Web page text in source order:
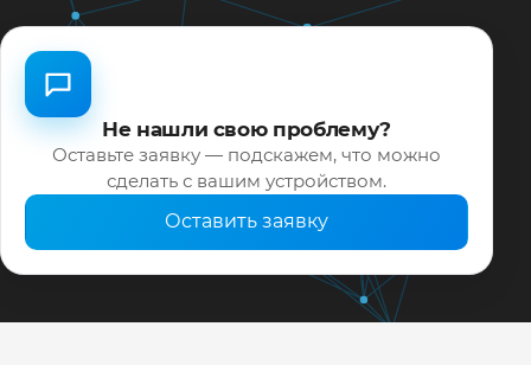
Не нашли свою проблему?
Оставьте заявку — подскажем, что можно
сделать с вашим устройством.
Оставить заявку